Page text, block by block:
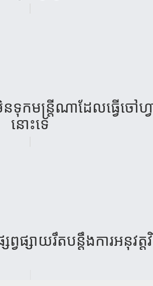
ក​មន្ត្រីណា​ដែល​ធ្វើ​ចៅ​ហ្វ
នោះ​ទេ​
សព្វ​ផ្សាយ​រឹត​បន្តឹង​ការ​អនុ​វ